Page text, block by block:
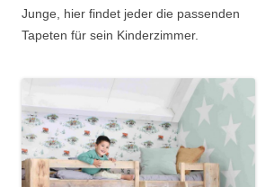
Junge, hier findet jeder die passenden
Tapeten für sein Kinderzimmer.